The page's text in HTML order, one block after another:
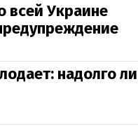
всей Украине
надолго ли